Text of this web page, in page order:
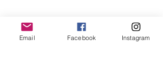
Email Facebook Instagram